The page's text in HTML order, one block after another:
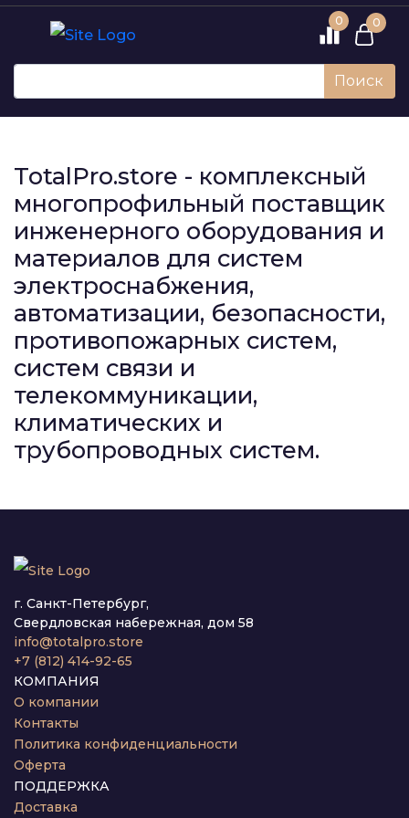
0 0
Поиск
TotalPro.store - комплексный
многопрофильный поставщик
инженерного оборудования и
материалов для систем
электроснабжения,
автоматизации, безопасности,
противопожарных систем,
систем связи и
телекоммуникации,
климатических и
трубопроводных систем.
г. Санкт-Петербург,
Свердловская набережная, дом 58
info@totalpro.store
+7 (812) 414-92-65
КОМПАНИЯ
О компании
Контакты
Политика конфиденциальности
Оферта
ПОДДЕРЖКА
Доставка